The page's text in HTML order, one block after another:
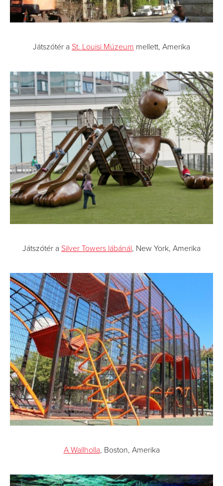
Játszótér a St. Louisi Múzeum mellett, Amerika
Játszótér a Silver Towers lábánál, New York, Amerika
A Wallholla, Boston, Amerika